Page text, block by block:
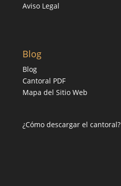
Aviso Legal
Blog
Blog
Cantoral PDF
Mapa del Sitio Web
¿Cómo descargar el cantoral?